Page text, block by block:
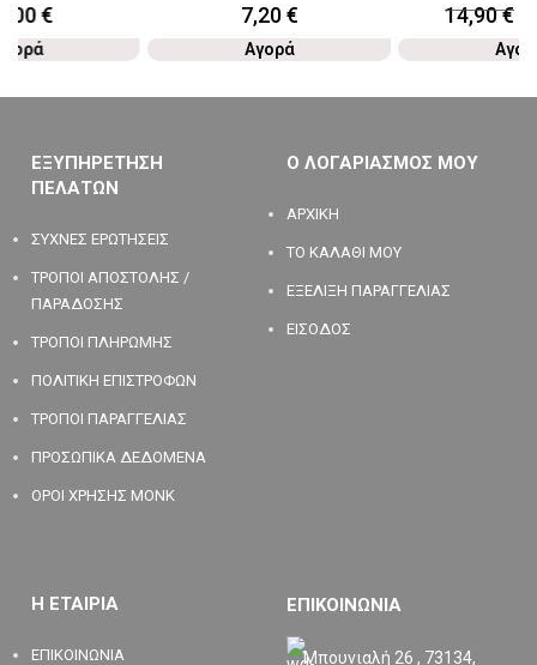
€ 7,20€
Αγορά
14,90€
ΕΞΥΠΗΡΕΤΗΣΗ
ΠΕΛΑΤΩΝ
ΣΥΧΝΕΣ ΕΡΩΤΗΣΕΙΣ
ΤΡΟΠΟΙ ΑΠΟΣΤΟΛΗΣ /
ΠΑΡΑΔΟΣΗΣ
ΤΡΟΠΟΙ ΠΛΗΡΩΜΗΣ
ΠΟΛΙΤΙΚΗ ΕΠΙΣΤΡΟΦΩΝ
ΤΡΟΠΟΙ ΠΑΡΑΓΓΕΛΙΑΣ
ΠΡΟΣΩΠΙΚΑ ΔΕΔΟΜΕΝΑ
ΟΡΟΙ ΧΡΗΣΗΣ MONK
Ο ΛΟΓΑΡΙΑΣΜΟΣ ΜΟΥ
ΑΡΧΙΚΗ
ΤΟ ΚΑΛΑΘΙ ΜΟΥ
ΕΞΕΛΙΞΗ ΠΑΡΑΓΓΕΛΙΑΣ
ΕΙΣΟΔΟΣ
Η ΕΤΑΙΡΙΑ
ΕΠΙΚΟΙΝΩΝΙΑ
ΕΠΙΚΟΙΝΩΝΙΑ
Μπουνιαλή 26 , 73134,